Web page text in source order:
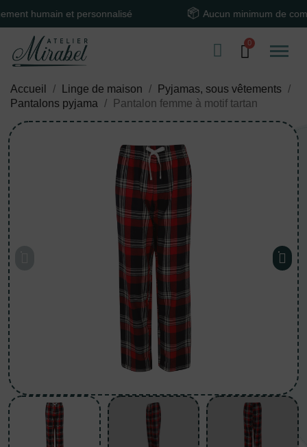
humain et personnalisé Aucun minimum de
Accueil Linge de maison
Pyjamas, sous vêtements
Pantalons pyjama
Pantalon femme à motif tartan